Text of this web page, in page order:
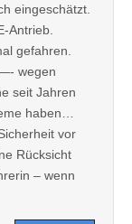
eingeschätzt.
Antrieb.
gefahren.
wegen
seit Jahren
haben…
vor
Rücksicht
– wenn